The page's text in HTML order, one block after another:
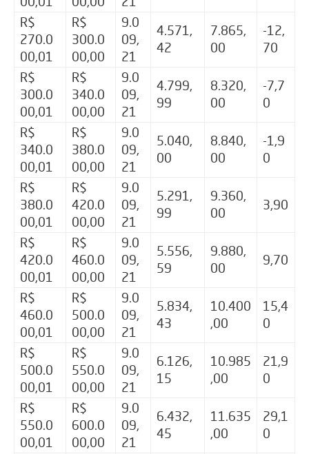
R$
270.0
00,01
R$
300.0
00,00
9.0
09,
21
4.571,
42
7.865,
00
-12,
70
R$
300.0
00,01
R$
340.0
00,00
9.0
09,
21
4.799,
99
8.320,
00
-7,7
0
R$
340.0
00,01
R$
380.0
00,00
9.0
09,
21
5.040,
00
8.840,
00
-1,9
0
R$
380.0
00,01
R$
420.0
00,00
9.0
09,
21
5.291,
99
9.360,
00
3,90
R$
420.0
00,01
R$
460.0
00,00
9.0
09,
21
5.556,
59
9.880,
00
9,70
R$
460.0
00,01
R$
500.0
00,00
9.0
09,
21
5.834,
43
10.400
,00
15,4
0
R$
500.0
00,01
R$
550.0
00,00
9.0
09,
21
6.126,
15
10.985
,00
21,9
0
R$
550.0
00,01
R$
600.0
00,00
9.0
09,
21
6.432,
45
11.635
,00
29,1
0